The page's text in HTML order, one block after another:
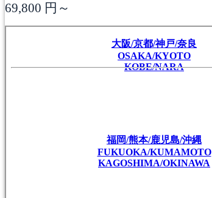
大阪/京都/神戸/奈良
OSAKA/KYOTO
KOBE/NARA
福岡/熊本/鹿児島/沖縄
FUKUOKA/KUMAMOTO
KAGOSHIMA/OKINAWA
69,800 円～